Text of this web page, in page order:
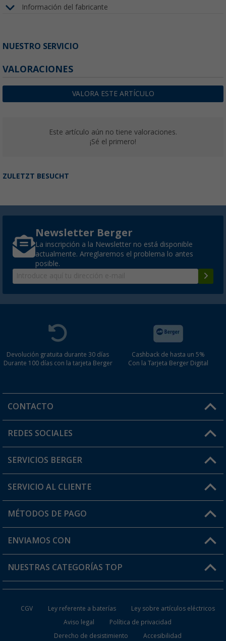
Información del fabricante
NUESTRO SERVICIO
VALORACIONES
VALORA ESTE ARTÍCULO
Este artículo aún no tiene valoraciones.
¡Sé el primero!
ZULETZT BESUCHT
Newsletter Berger
La inscripción a la Newsletter no está disponible
actualmente. Arreglaremos el problema lo antes
posible.
Devolución gratuita durante 30 días
Durante 100 días con la tarjeta Berger
Cashback de hasta un 5%
Con la Tarjeta Berger Digital
CONTACTO
Horario de atención al cliente:
¿Tienes alguna duda?
REDES SOCIALES
SERVICIOS BERGER
Conviértete en distribuidor
Mi cuenta
Tarjeta Berger Digital
SERVICIO AL CLIENTE
FAQ y Contacto
Información de envío
¿Dónde está mi pedido?
MÉTODOS DE PAGO
ENVIAMOS CON
NUESTRAS CATEGORÍAS TOP
Muebles de Camping
CGV Ley referente a baterías
Ley sobre artículos eléctricos
Aviso legal
Política de privacidad
Derecho de desistimiento
Accesibilidad